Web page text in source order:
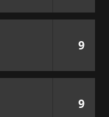
9
9